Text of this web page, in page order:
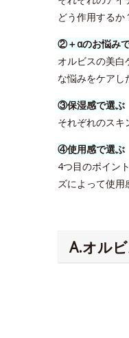
どう作用するか
②＋αのお悩み
オルビスの美
な悩みをケアし
③保湿感で選ぶ
それぞれのスキ
④使用感で選ぶ
4つ目のポイン
ズによって使
A.オル